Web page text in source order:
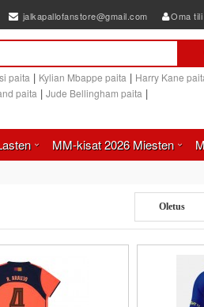
jalkapallofanstore@gmail.com Oma tili
paita | Kylian Mbappe paita | Harry Kane
paita | Jude Bellingham paita |
MM-kisat 2026 Miesten